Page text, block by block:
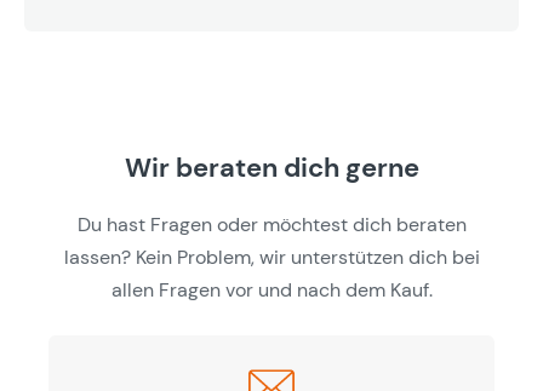
Wir beraten dich gerne
Du hast Fragen oder möchtest dich beraten
lassen? Kein Problem, wir unterstützen dich bei
allen Fragen vor und nach dem Kauf.